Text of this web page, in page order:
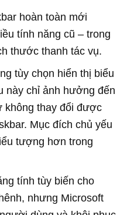
hoàn toàn mới
tính năng cũ – trong
thước thanh tác vụ.
tùy chọn hiển thị biểu
này chỉ ảnh hưởng đến
không thay đổi được
Mục đích chủ yếu
tượng hơn trong
tính tùy biến cho
nhưng Microsoft